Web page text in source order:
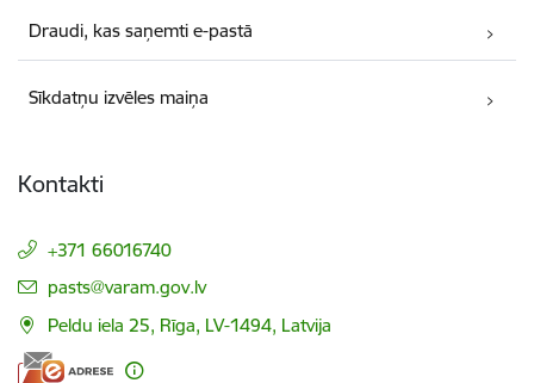
Draudi, kas saņemti e-pastā
Sīkdatņu izvēles maiņa
Kontakti
+371 66016740
E-pasts:
pasts@varam.gov.lv
Peldu iela 25, Rīga, LV-1494, Latvija